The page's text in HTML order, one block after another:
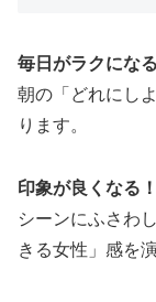
毎日がラクになる
朝の「どれにし
ります。
印象が良くなる！
シーンにふさわ
きる女性」感を演